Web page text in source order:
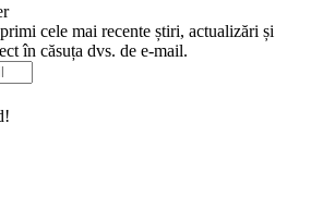
cele mai recente știri, actualizări și
în căsuța dvs. de e-mail.